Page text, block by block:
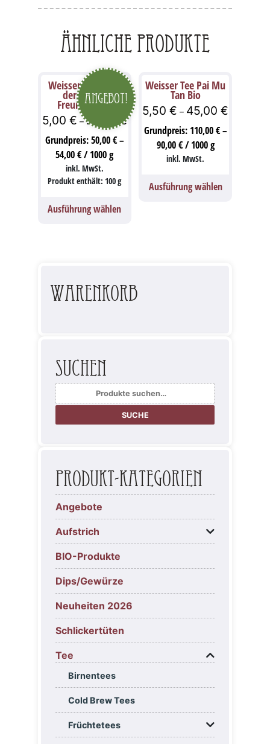
Ähnliche Produkte
Angebot!
Weisser Tee – Tee
der langen
Freundschaft
5,00 € –27,00 €
Grundpreis:50,00€–
54,00€/1000g
inkl. MwSt.
Produkt enthält: 100g
Ausführung wählen
Weisser Tee Pai Mu
Tan Bio
5,50€ – 45,00€
Grundpreis: 110,00€–
90,00€/1000g
inkl. MwSt.
Ausführung wählen
Warenkorb
Suchen
Suche
nach:
SUCHE
Produkt-Kategorien
Angebote
Aufstrich
BIO-Produkte
Dips/Gewürze
Neuheiten 2026
Schlickertüten
Tee
Birnentees
Cold Brew Tees
Früchtetees